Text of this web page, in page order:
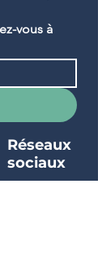
vous à
Réseaux
sociaux